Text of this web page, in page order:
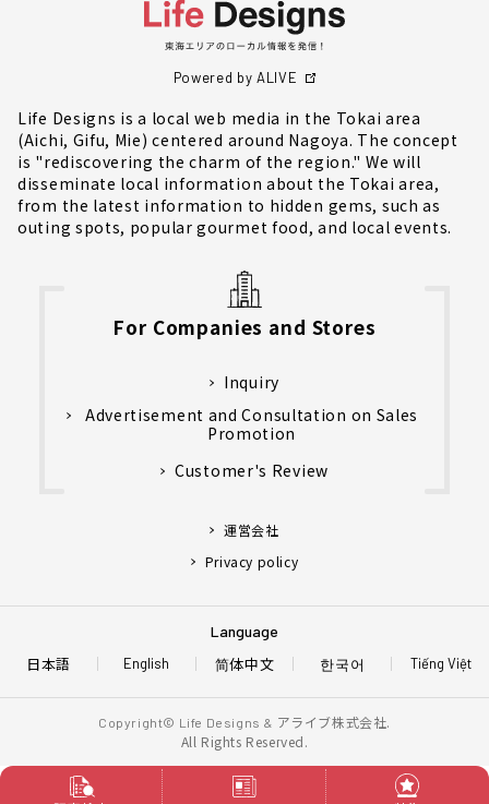
Powered by ALIVE
Life Designs is a local web media in the Tokai area
(Aichi, Gifu, Mie) centered around Nagoya. The concept
is "rediscovering the charm of the region." We will
disseminate local information about the Tokai area,
from the latest information to hidden gems, such as
outing spots, popular gourmet food, and local events.
For Companies and Stores
Inquiry
Advertisement and Consultation on Sales
Promotion
Customer's Review
運営会社
Privacy policy
Language
日本語 English Tiếng Việt
简体中文 한국어
Copyright© Life Designs & アライブ株式会社.
All Rights Reserved.